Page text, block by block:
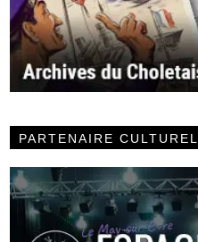
PARTENAIRE CULTUREL